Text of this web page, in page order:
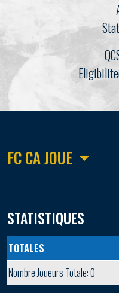
FC CA JOUE
STATISTIQUES
TOTALES
Nombre Joueurs Totale: 0